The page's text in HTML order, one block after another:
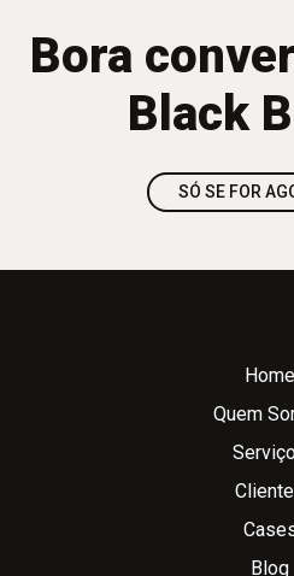
Bora
Black
SÓ SE FOR
Home
Quem
Blog